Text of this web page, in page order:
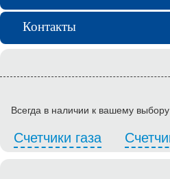
Контакты
Всегда в наличии к вашему
Счетчики газа